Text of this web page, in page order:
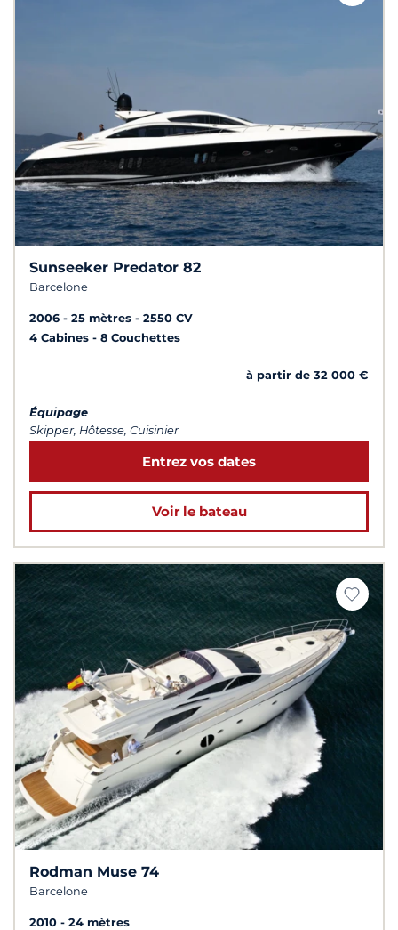
Sunseeker Predator 82
Barcelone
2006 25 mètres
2550 CV
4 Cabines
8 Couchettes
à partir de 32 000 €
Équipage
Skipper, Hôtesse, Cuisinier
Entrez vos dates
Voir le bateau
Rodman Muse 74
Barcelone
2010
24 mètres